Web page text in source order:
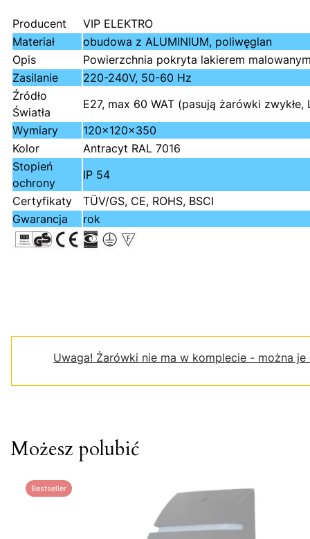
Producent
VIP ELEKTRO
Materiał
obudowa z ALUMINIUM, poliwęglan
Opis
Powierzchnia pokryta lakierem
Zasilanie
220-240V, 50-60 Hz
Źródło
Światła
E27, max 60 WAT (pasują żarówki
Wymiary
120x120x350
Kolor
Antracyt RAL 7016
Stopień
ochrony
IP 54
Certyfikaty
TÜV/GS, CE, ROHS, BSCI
Gwarancja
rok
Uwaga! Żarówki nie ma w komplecie - można je
Możesz polubić
Bestseller